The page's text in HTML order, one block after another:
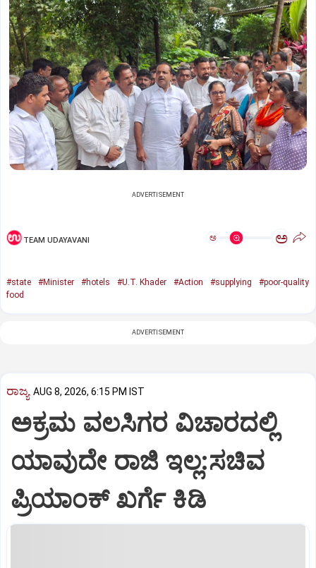
ADVERTISEMENT
TEAM UDAYAVANI ಅ ಅ
#state #Minister #hotels #U.T. Khader #Action #supplying
#poor-quality
food
ADVERTISEMENT
ರಾಜ್ಯ AUG 8, 2026, 6:15 PM IST
ಅಕ್ರಮ ವಲಸಿಗರ ವಿಚಾರದಲ್ಲಿ
ಯಾವುದೇ ರಾಜಿ ಇಲ್ಲ:ಸಚಿವ
ಪ್ರಿಯಾಂಕ್ ಖರ್ಗೆ ಕಿಡಿ